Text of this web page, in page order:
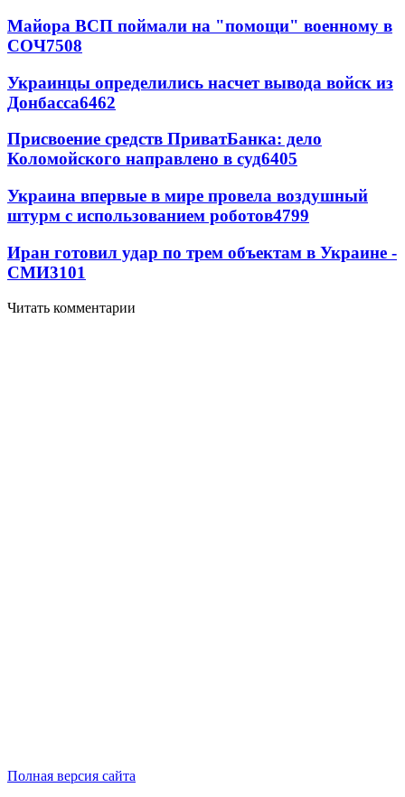
Майора ВСП поймали на "помощи" военному в
СОЧ7508
Украинцы определились насчет вывода войск из
Донбасса6462
Присвоение средств ПриватБанка: дело
Коломойского направлено в суд6405
Украина впервые в мире провела воздушный
штурм с использованием роботов4799
Иран готовил удар по трем объектам в Украине -
СМИ3101
Читать комментарии
Полная версия сайта